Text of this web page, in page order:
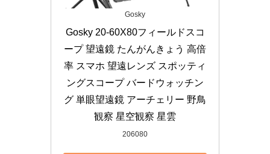
Gosky
Gosky 20-60X80フィールドスコ
ープ 望遠鏡 たんがんきょう 高倍
率 スマホ 望遠レンズ スポッティ
ングスコープ バードウォッチン
グ 単眼望遠鏡 アーチェリー 野鳥
観察 星空観察 星雲
206080